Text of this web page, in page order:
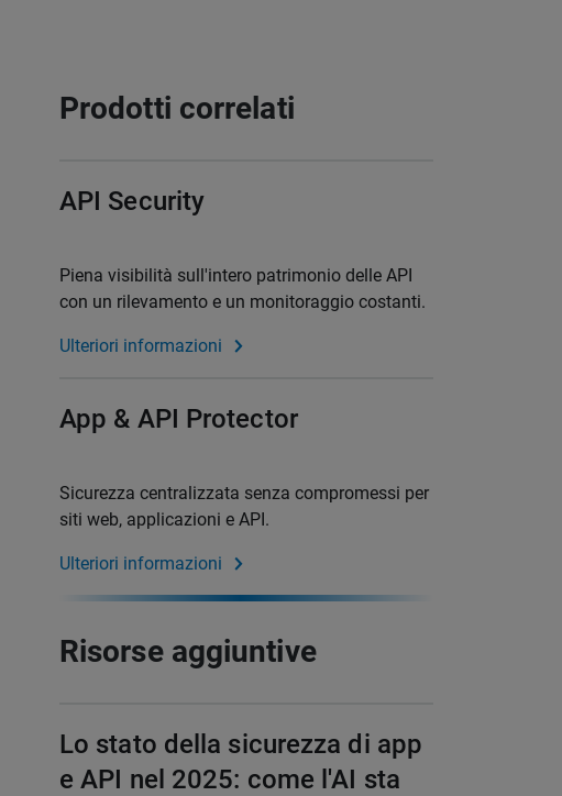
Prodotti correlati
API Security
Piena visibilità sull'intero patrimonio delle API
con un rilevamento e un monitoraggio costanti.
Ulteriori informazioni
App & API Protector
Sicurezza centralizzata senza compromessi per
siti web, applicazioni e API.
Ulteriori informazioni
Risorse aggiuntive
Lo stato della sicurezza di app
e API nel 2025: come l'AI sta